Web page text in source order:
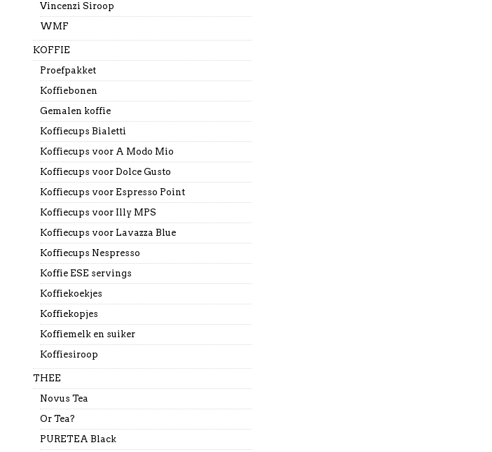
Vincenzi Siroop
WMF
KOFFIE
Proefpakket
Koffiebonen
Gemalen koffie
Koffiecups Bialetti
Koffiecups voor A Modo Mio
Koffiecups voor Dolce Gusto
Koffiecups voor Espresso Point
Koffiecups voor Illy MPS
Koffiecups voor Lavazza Blue
Koffiecups Nespresso
Koffie ESE servings
Koffiekoekjes
Koffiekopjes
Koffiemelk en suiker
Koffiesiroop
THEE
Novus Tea
Or Tea?
PURETEA Black